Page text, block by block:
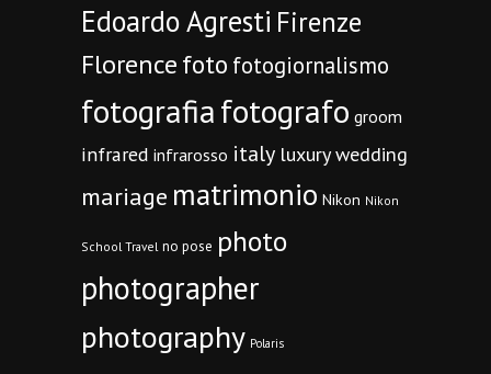
Edoardo Agresti Firenze
Florencefoto fotogiornalismo
fotografiafotografo groom
infrared infrarosso italy luxury wedding
mariage matrimonio Nikon Nikon
School Travel no pose photo
photographer
photography Polaris